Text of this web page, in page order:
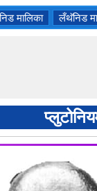
मालिका लँथॅनिड